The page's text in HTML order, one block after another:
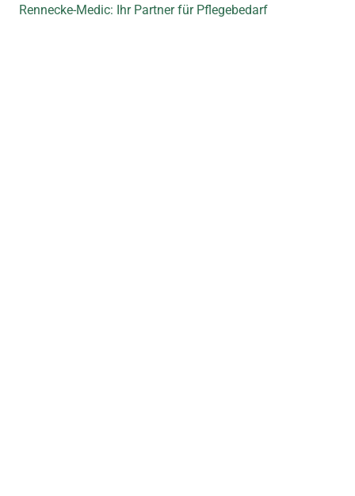
Rennecke-Medic: Ihr Partner für Pflegebedarf